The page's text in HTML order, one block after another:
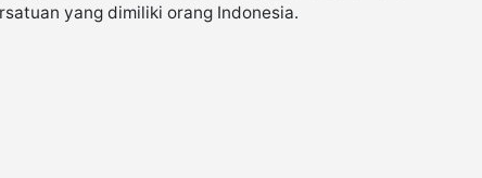
yang dimiliki orang Indonesia.